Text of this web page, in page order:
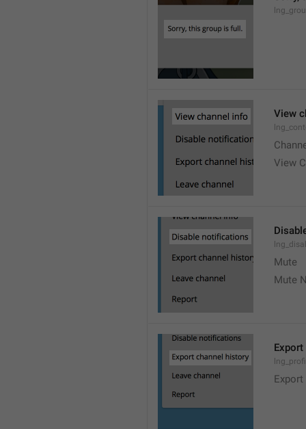
View
View
Mute
Mute